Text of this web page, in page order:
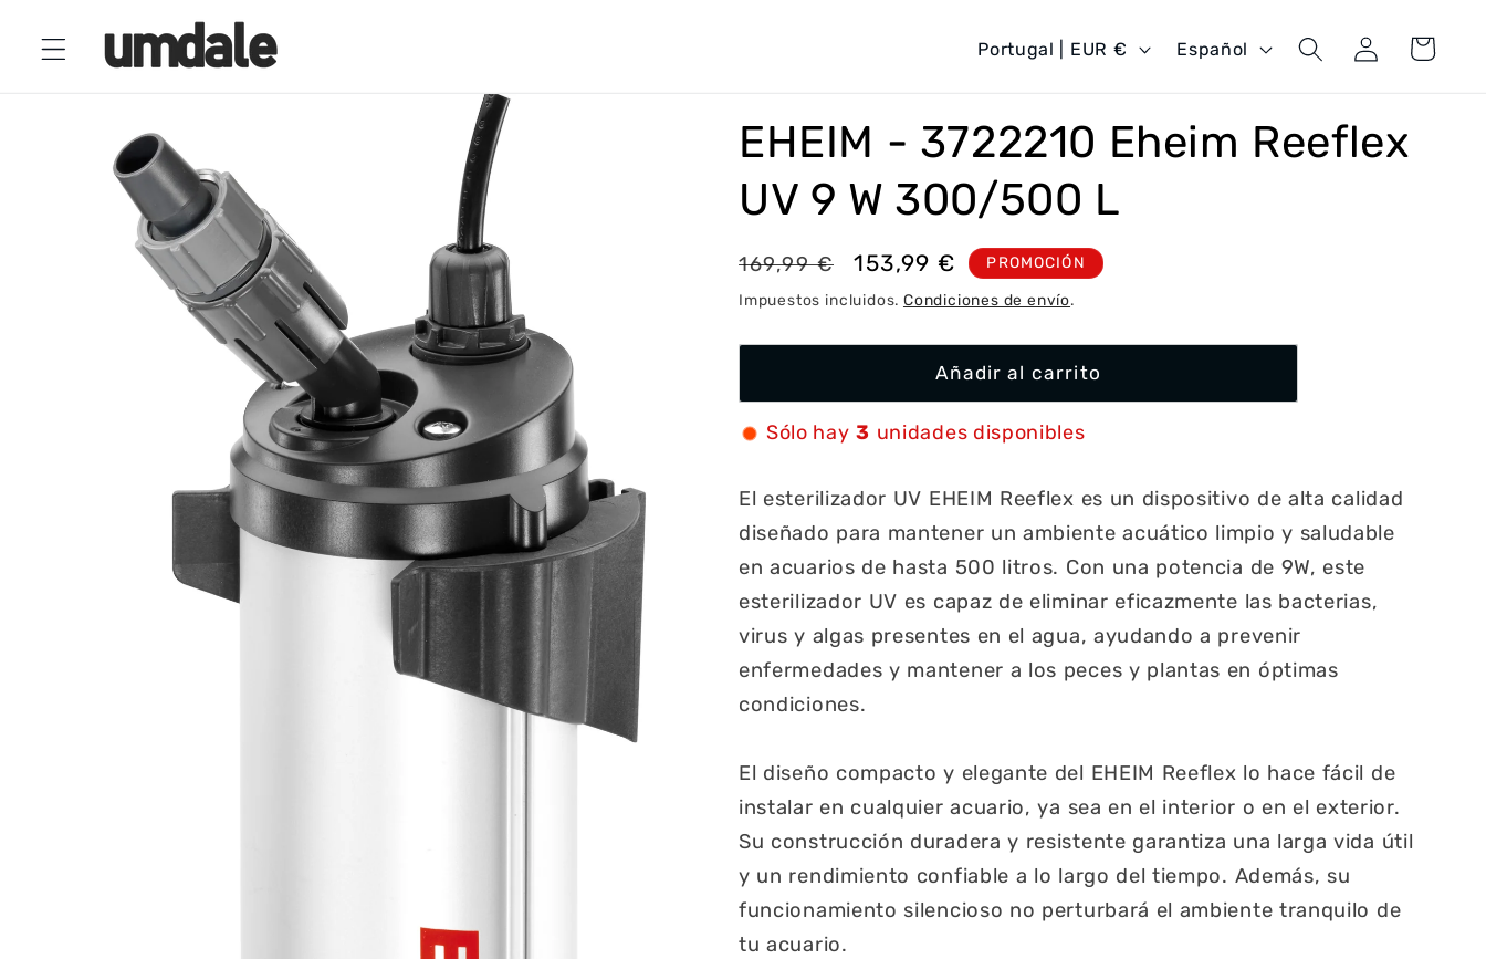
directamente
al contenido
P
s
/
r
e
g
i
ó
n
Portugal | EUR €
o
Español
Iniciar
sesión
Carrito
información
del producto
EHEIM - 3722210 Eheim Reeflex
UV 9 W 300/500 L
Precio
habitual
169,99 €
Precio
de
153,99 € PROMOCIÓN
Impuestos incluidos. Condiciones de envío.
Añadir al carrito
Sólo hay 3 unidades disponibles
El esterilizador UV EHEIM Reeflex es un dispositivo de alta calidad
diseñado para mantener un ambiente acuático limpio y saludable
en acuarios de hasta 500 litros. Con una potencia de 9W, este
esterilizador UV es capaz de eliminar eficazmente las bacterias,
virus y algas presentes en el agua, ayudando a prevenir
enfermedades y mantener a los peces y plantas en óptimas
condiciones.
El diseño compacto y elegante del EHEIM Reeflex lo hace fácil de
instalar en cualquier acuario, ya sea en el interior o en el exterior.
Su construcción duradera y resistente garantiza una larga vida útil
y un rendimiento confiable a lo largo del tiempo. Además, su
funcionamiento silencioso no perturbará el ambiente tranquilo de
tu acuario.